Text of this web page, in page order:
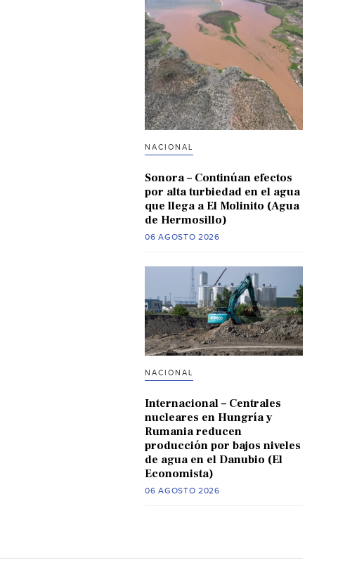
NACIONAL
Sonora – Continúan efectos
por alta turbiedad en el agua
que llega a El Molinito (Agua
de Hermosillo)
06 AGOSTO 2026
NACIONAL
Internacional – Centrales
nucleares en Hungría y
Rumania reducen
producción por bajos niveles
de agua en el Danubio (El
Economista)
06 AGOSTO 2026